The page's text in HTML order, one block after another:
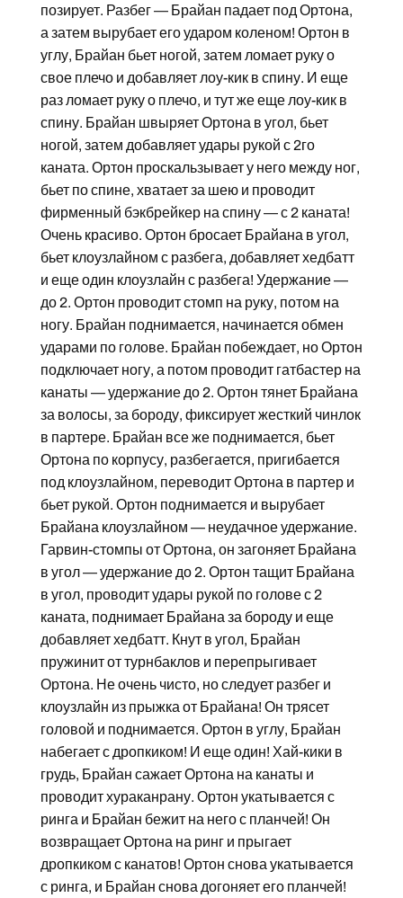
позирует. Разбег — Брайан падает под Ортона,
а затем вырубает его ударом коленом! Ортон в
углу, Брайан бьет ногой, затем ломает руку о
свое плечо и добавляет лоу-кик в спину. И еще
раз ломает руку о плечо, и тут же еще лоу-кик в
спину. Брайан швыряет Ортона в угол, бьет
ногой, затем добавляет удары рукой с 2го
каната. Ортон проскальзывает у него между ног,
бьет по спине, хватает за шею и проводит
фирменный бэкбрейкер на спину — с 2 каната!
Очень красиво. Ортон бросает Брайана в угол,
бьет клоузлайном с разбега, добавляет хедбатт
и еще один клоузлайн с разбега! Удержание —
до 2. Ортон проводит стомп на руку, потом на
ногу. Брайан поднимается, начинается обмен
ударами по голове. Брайан побеждает, но Ортон
подключает ногу, а потом проводит гатбастер на
канаты — удержание до 2. Ортон тянет Брайана
за волосы, за бороду, фиксирует жесткий чинлок
в партере. Брайан все же поднимается, бьет
Ортона по корпусу, разбегается, пригибается
под клоузлайном, переводит Ортона в партер и
бьет рукой. Ортон поднимается и вырубает
Брайана клоузлайном — неудачное удержание.
Гарвин-стомпы от Ортона, он загоняет Брайана
в угол — удержание до 2. Ортон тащит Брайана
в угол, проводит удары рукой по голове с 2
каната, поднимает Брайана за бороду и еще
добавляет хедбатт. Кнут в угол, Брайан
пружинит от турнбаклов и перепрыгивает
Ортона. Не очень чисто, но следует разбег и
клоузлайн из прыжка от Брайана! Он трясет
головой и поднимается. Ортон в углу, Брайан
набегает с дропкиком! И еще один! Хай-кики в
грудь, Брайан сажает Ортона на канаты и
проводит хураканрану. Ортон укатывается с
ринга и Брайан бежит на него с планчей! Он
возвращает Ортона на ринг и прыгает
дропкиком с канатов! Ортон снова укатывается
с ринга, и Брайан снова догоняет его планчей!